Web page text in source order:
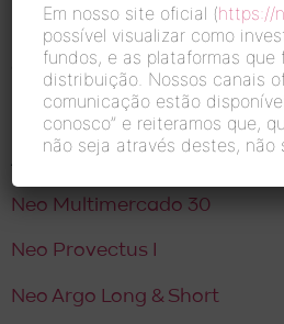
proposição.
Obrigado,
Luciano Sobral,
Acompanhe os relatórios de
Neo Multimercado 30
Neo Provectus I
Neo Argo Long & Short
Em nosso site oficial (https://
possível visualizar como
fundos, e as plataformas que
distribuição. Nossos canais
comunicação estão
conosco” e reiteramos que,
não seja através destes, não